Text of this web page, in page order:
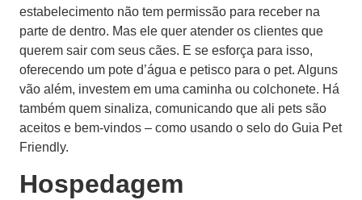
estabelecimento não tem permissão para receber na
parte de dentro. Mas ele quer atender os clientes que
querem sair com seus cães. E se esforça para isso,
oferecendo um pote d’água e petisco para o pet. Alguns
vão além, investem em uma caminha ou colchonete. Há
também quem sinaliza, comunicando que ali pets são
aceitos e bem-vindos – como usando o selo do Guia Pet
Friendly.
Hospedagem